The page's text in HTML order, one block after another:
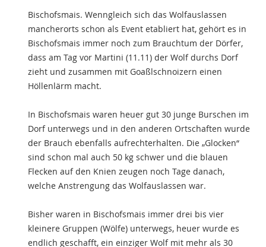
Bischofsmais. Wenngleich sich das Wolfauslassen
mancherorts schon als Event etabliert hat, gehört es in
Bischofsmais immer noch zum Brauchtum der Dörfer,
dass am Tag vor Martini (11.11) der Wolf durchs Dorf
zieht und zusammen mit Goaßlschnoizern einen
Höllenlärm macht.
In Bischofsmais waren heuer gut 30 junge Burschen im
Dorf unterwegs und in den anderen Ortschaften wurde
der Brauch ebenfalls aufrechterhalten. Die „Glocken“
sind schon mal auch 50 kg schwer und die blauen
Flecken auf den Knien zeugen noch Tage danach,
welche Anstrengung das Wolfauslassen war.
Bisher waren in Bischofsmais immer drei bis vier
kleinere Gruppen (Wölfe) unterwegs, heuer wurde es
endlich geschafft, ein einziger Wolf mit mehr als 30